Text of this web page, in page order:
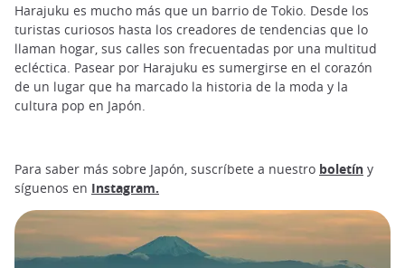
Harajuku es mucho más que un barrio de Tokio. Desde los
turistas curiosos hasta los creadores de tendencias que lo
llaman hogar, sus calles son frecuentadas por una multitud
ecléctica. Pasear por Harajuku es sumergirse en el corazón
de un lugar que ha marcado la historia de la moda y la
cultura pop en Japón.
Para saber más sobre Japón, suscríbete a nuestro boletín y
síguenos en Instagram.